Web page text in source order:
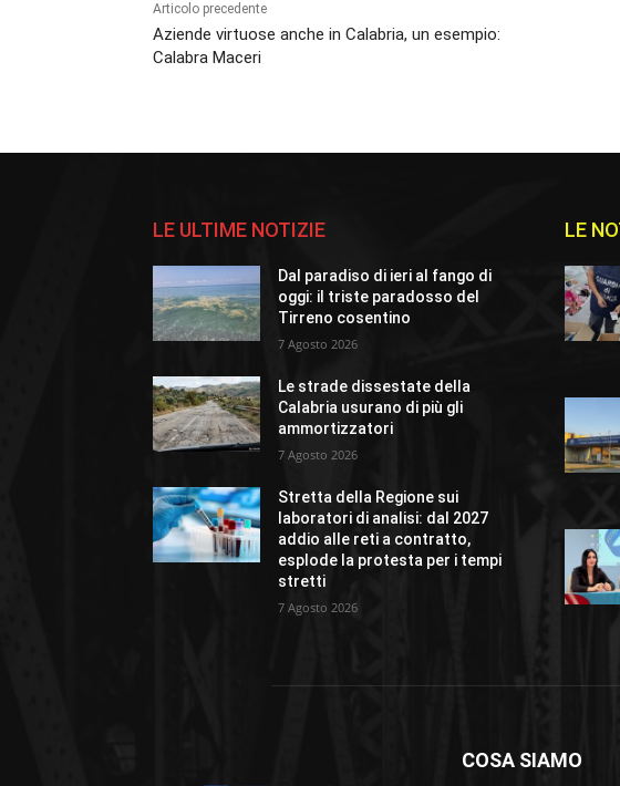
Articolo precedente
Aziende virtuose anche in Calabria, un esempio:
Calabra Maceri
LE ULTIME NOTIZIE
Dal paradiso di ieri al fango di
oggi: il triste paradosso del
Tirreno cosentino
7 Agosto 2026
Le strade dissestate della
Calabria usurano di più gli
ammortizzatori
7 Agosto 2026
Stretta della Regione sui
laboratori di analisi: dal 2027
addio alle reti a contratto,
esplode la protesta per i tempi
stretti
7 Agosto 2026
LE
COSA SIAMO